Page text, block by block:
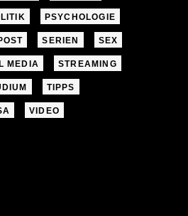
PSYCHOLOGIE
SERIEN SEX
MEDIA STREAMING
TIPPS
VIDEO